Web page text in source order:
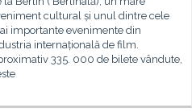
cultural și unul dintre cele
importante evenimente din
internațională de film.
335. 000 de bilete vândute,